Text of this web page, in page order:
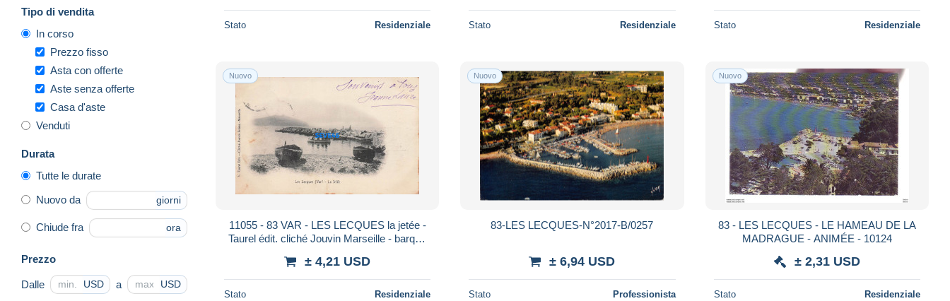
Tipo di vendita
In corso
Prezzo fisso
Asta con offerte
Aste senza offerte
Casa d'aste
Venduti
Durata
Tutte le durate
Nuovo da giorni
Chiude fra ora
Prezzo
Dalle USD a USD
Stato Residenziale Stato Residenziale Stato Residenziale
Nuovo
11055 - 83 VAR - LES LECQUES la jetée -
Taurel édit. cliché Jouvin Marseille - barque
± 4,21 USD
Stato Residenziale
Nuovo
83-LES LECQUES-N°2017-B/0257
± 6,94 USD
Stato Professionista
Nuovo
83 - LES LECQUES - LE HAMEAU DE LA
MADRAGUE - ANIMÉE - 10124
± 2,31 USD
Stato Residenziale